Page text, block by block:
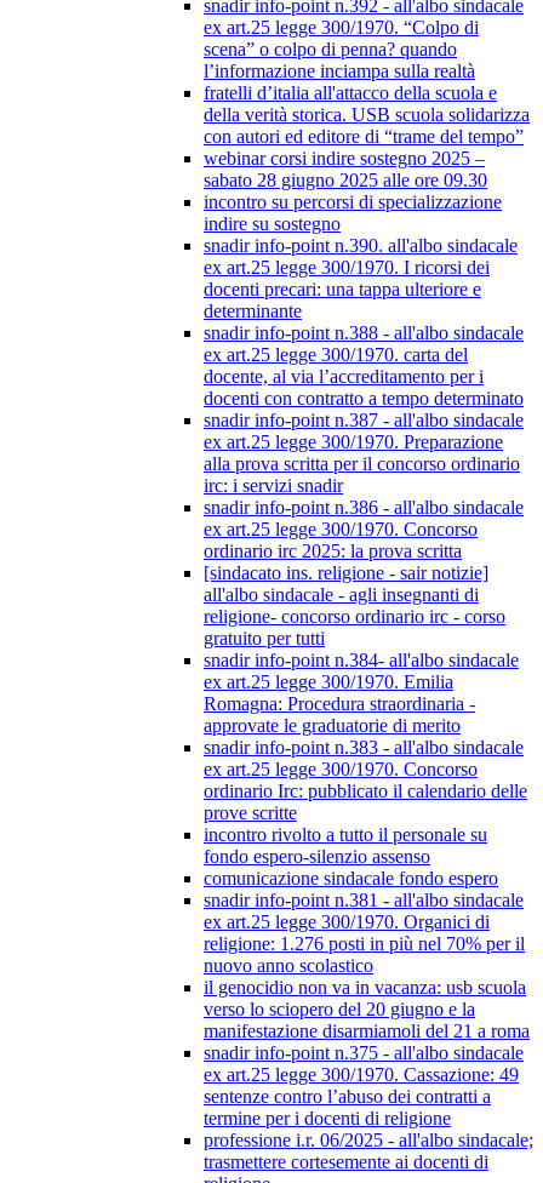
snadir info-point n.392 - all'albo sindacale
ex art.25 legge 300/1970. “Colpo di
scena” o colpo di penna? quando
l’informazione inciampa sulla realtà
fratelli d’italia all'attacco della scuola e
della verità storica. USB scuola solidarizza
con autori ed editore di “trame del tempo”
webinar corsi indire sostegno 2025 –
sabato 28 giugno 2025 alle ore 09.30
incontro su percorsi di specializzazione
indire su sostegno
snadir info-point n.390. all'albo sindacale
ex art.25 legge 300/1970. I ricorsi dei
docenti precari: una tappa ulteriore e
determinante
snadir info-point n.388 - all'albo sindacale
ex art.25 legge 300/1970. carta del
docente, al via l’accreditamento per i
docenti con contratto a tempo determinato
snadir info-point n.387 - all'albo sindacale
ex art.25 legge 300/1970. Preparazione
alla prova scritta per il concorso ordinario
irc: i servizi snadir
snadir info-point n.386 - all'albo sindacale
ex art.25 legge 300/1970. Concorso
ordinario irc 2025: la prova scritta
[sindacato ins. religione - sair notizie]
all'albo sindacale - agli insegnanti di
religione- concorso ordinario irc - corso
gratuito per tutti
snadir info-point n.384- all'albo sindacale
ex art.25 legge 300/1970. Emilia
Romagna: Procedura straordinaria -
approvate le graduatorie di merito
snadir info-point n.383 - all'albo sindacale
ex art.25 legge 300/1970. Concorso
ordinario Irc: pubblicato il calendario delle
prove scritte
incontro rivolto a tutto il personale su
fondo espero-silenzio assenso
comunicazione sindacale fondo espero
snadir info-point n.381 - all'albo sindacale
ex art.25 legge 300/1970. Organici di
religione: 1.276 posti in più nel 70% per il
nuovo anno scolastico
il genocidio non va in vacanza: usb scuola
verso lo sciopero del 20 giugno e la
manifestazione disarmiamoli del 21 a roma
snadir info-point n.375 - all'albo sindacale
ex art.25 legge 300/1970. Cassazione: 49
sentenze contro l’abuso dei contratti a
termine per i docenti di religione
professione i.r. 06/2025 - all'albo sindacale;
trasmettere cortesemente ai docenti di